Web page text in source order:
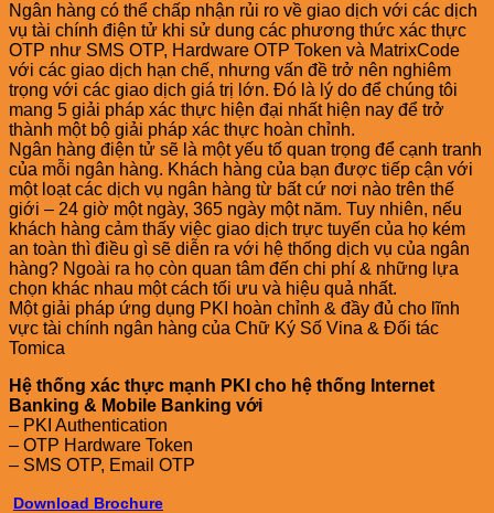
Ngân hàng có thể chấp nhận rủi ro về giao dịch với các dịch
vụ tài chính điện tử khi sử dung các phương thức xác thực
OTP như SMS OTP, Hardware OTP Token và MatrixCode
với các giao dịch hạn chế, nhưng vấn đề trở nên nghiêm
trọng với các giao dịch giá trị lớn. Đó là lý do để chúng tôi
mang 5 giải pháp xác thực hiện đại nhất hiện nay để trở
thành một bộ giải pháp xác thực hoàn chỉnh.
Ngân hàng điện tử sẽ là một yếu tố quan trọng để cạnh tranh
của mỗi ngân hàng. Khách hàng của bạn được tiếp cận với
một loạt các dịch vụ ngân hàng từ bất cứ nơi nào trên thế
giới – 24 giờ một ngày, 365 ngày một năm. Tuy nhiên, nếu
khách hàng cảm thấy việc giao dịch trực tuyến của họ kém
an toàn thì điều gì sẽ diễn ra với hệ thống dịch vụ của ngân
hàng? Ngoài ra họ còn quan tâm đến chi phí & những lựa
chọn khác nhau một cách tối ưu và hiệu quả nhất.
Một giải pháp ứng dụng PKI hoàn chỉnh & đầy đủ cho lĩnh
vực tài chính ngân hàng của Chữ Ký Số Vina & Đối tác
Tomica
Hệ thống xác thực mạnh PKI cho hệ thống Internet
Banking & Mobile Banking với
– PKI Authentication
– OTP Hardware Token
– SMS OTP, Email OTP
Download Brochure